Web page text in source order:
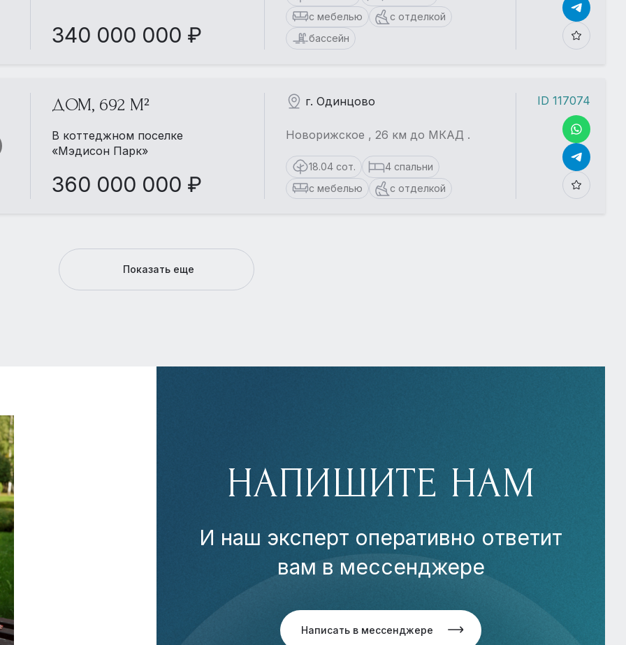
340 000 000 ₽
с мебелью
с отделкой
бассейн
ДОМ, 692 М²
В коттеджном поселке
«Мэдисон Парк»
360 000 000 ₽
г. Одинцово
Новорижское , 26 км до МКАД .
18.04 сот.
4 спальни
с мебелью
с отделкой
ID 117074
Показать еще
НАПИШИТЕ НАМ
И наш эксперт оперативно ответит
вам в мессенджере
Написать в мессенджере